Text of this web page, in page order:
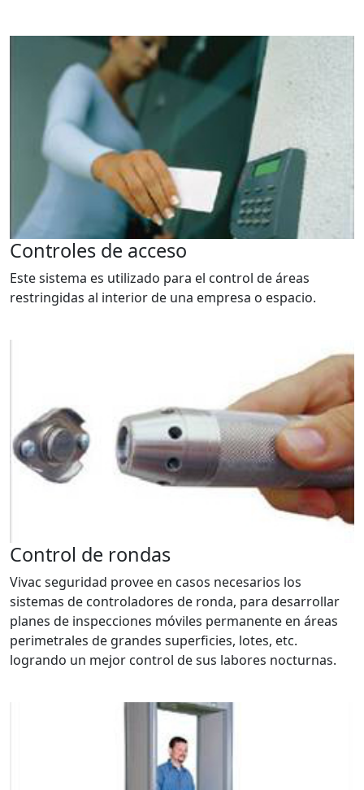
Controles de acceso
Este sistema es utilizado para el control de áreas
restringidas al interior de una empresa o espacio.
Control de rondas
Vivac seguridad provee en casos necesarios los
sistemas de controladores de ronda, para desarrollar
planes de inspecciones móviles permanente en áreas
perimetrales de grandes superficies, lotes, etc.
logrando un mejor control de sus labores nocturnas.